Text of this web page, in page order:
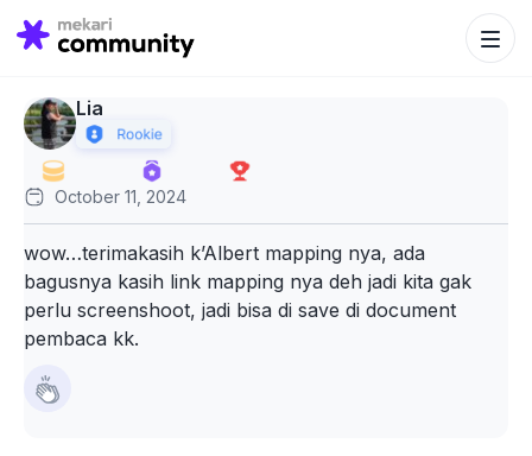
Search
for:
Search
Lia
October 11, 2024
wow…terimakasih k’Albert mapping nya, ada
bagusnya kasih link mapping nya deh jadi kita gak
perlu screenshoot, jadi bisa di save di document
pembaca kk.